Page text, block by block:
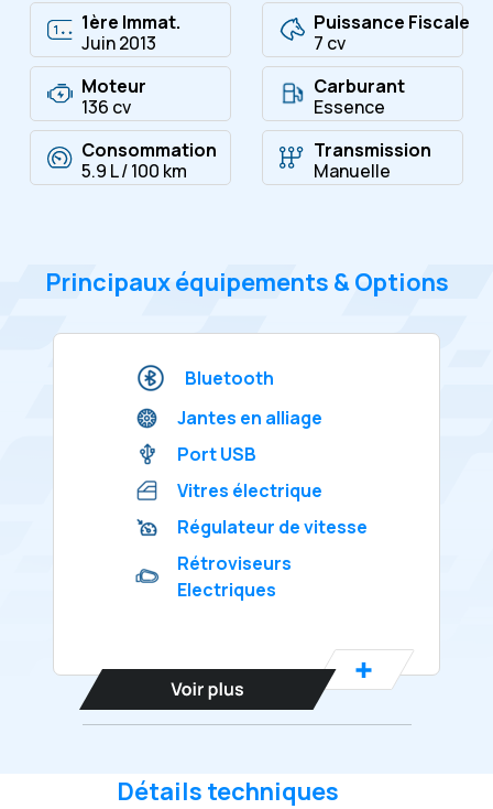
1ère Immat.
Juin 2013
Puissance Fiscale
7 cv
Moteur
136 cv
Carburant
Essence
Consommation
5.9 L / 100 km
Transmission
Manuelle
Principaux équipements & Options
Bluetooth
Jantes en alliage
Port USB
Vitres électrique
Régulateur de vitesse
Rétroviseurs
Electriques
Détails techniques